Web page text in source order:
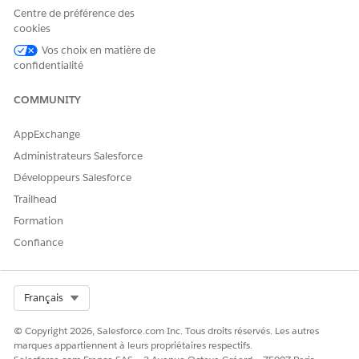
CET ARTICLE A-T-IL RÉSOLU VOTRE PROBLÈME ?
Dites-nous ce que nous pouvons améliorer !
Centre de préférence des
cookies
Vos choix en matière de
confidentialité
COMMUNITY
AppExchange
Administrateurs Salesforce
Développeurs Salesforce
Trailhead
Formation
Confiance
Français
© Copyright 2026, Salesforce.com Inc. Tous droits réservés. Les autres
marques appartiennent à leurs propriétaires respectifs.